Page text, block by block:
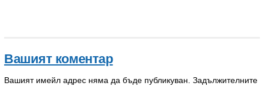
Вашият коментар
Вашият имейл адрес няма да бъде публикуван. Задължителните